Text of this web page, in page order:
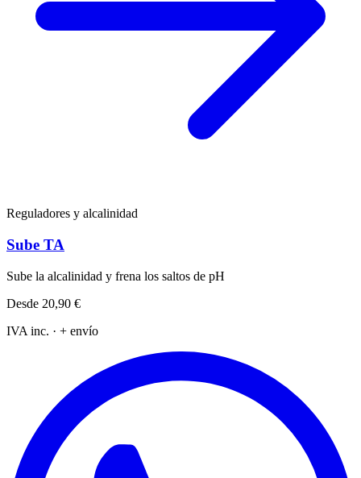
Reguladores y alcalinidad
Sube TA
Sube la alcalinidad y frena los saltos de pH
Desde 20,90 €
IVA inc. · + envío